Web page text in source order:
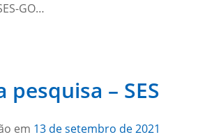
GO…
pesquisa – SES
em 13 de setembro de 2021